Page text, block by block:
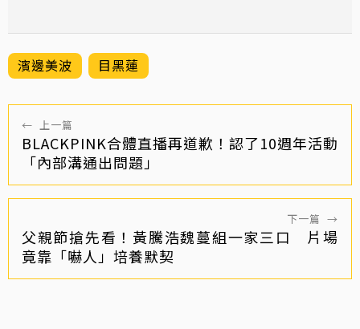
濱邊美波 目黑蓮
← 上一篇
BLACKPINK合體直播再道歉！認了10週年活動
「內部溝通出問題」
下一篇 →
父親節搶先看！黃騰浩魏蔓組一家三口 片場
竟靠「嚇人」培養默契